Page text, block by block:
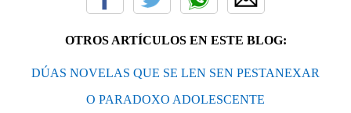
OTROS ARTÍCULOS EN ESTE BLOG:
DÚAS NOVELAS QUE SE LEN SEN PESTANEXAR
O PARADOXO ADOLESCENTE